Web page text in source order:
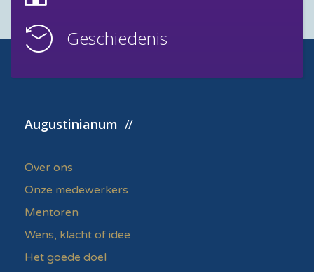
Geschiedenis
Augustinianum
Over ons
Onze medewerkers
Mentoren
Wens, klacht of idee
Het goede doel